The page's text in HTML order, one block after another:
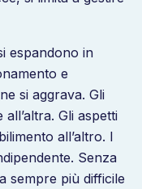
espandono in
e
si aggrava. Gli
Gli aspetti
all’altro. I
Senza
sempre più difficile